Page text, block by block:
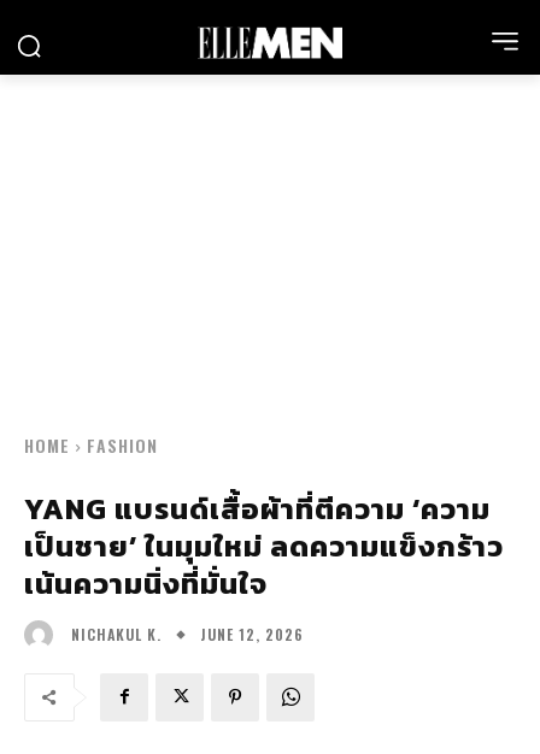
HOME FASHION
YANG แบรนด์เสื้อผ้าที่ตีความ ‘ความ
เป็นชาย’ ในมุมใหม่ ลดความแข็งกร้าว
เน้นความนิ่งที่มั่นใจ
NICHAKUL K. JUNE 12, 2026